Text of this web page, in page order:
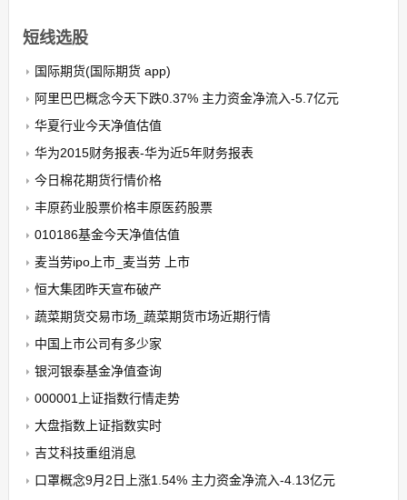
短线选股
国际期货(国际期货 app)
阿里巴巴概念今天下跌0.37% 主力资金净流入-5.7亿元
华夏行业今天净值估值
华为2015财务报表-华为近5年财务报表
今日棉花期货行情价格
丰原药业股票价格丰原医药股票
010186基金今天净值估值
麦当劳ipo上市_麦当劳 上市
恒大集团昨天宣布破产
蔬菜期货交易市场_蔬菜期货市场近期行情
中国上市公司有多少家
银河银泰基金净值查询
000001上证指数行情走势
大盘指数上证指数实时
吉艾科技重组消息
口罩概念9月2日上涨1.54% 主力资金净流入-4.13亿元